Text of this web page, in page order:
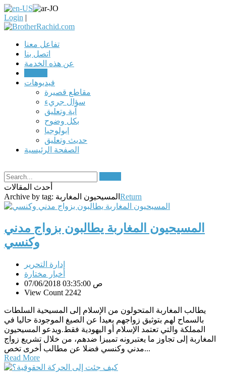
Login |
تفاعل معنا
اتصل بنا
عن هذه الخدمة
فيديوهات
مقاطع قصيرة
سؤال جريء
آية وتعليق
بكل وضوح
ابولوجيا
حديث وتعليق
الصفحة الرئيسية
أحدث المقالات
Archive by tag: المسيحيون المغاربة Return
المسيحيون المغاربة يطالبون بزواج مدني
وكنسي
إدارة التحرير
أخبار مختارة
07/06/2018 03:35:00 ص
View Count 2242
يطالب المغاربة المتحولون من الإسلام إلى المسيحية السلطات
بالسماح لهم بتوثيق زواجهم بعيدا عن الصيغ الموجودة حاليا في
المملكة والتي تعتمد الإسلام أو اليهودية فقط.ويدعو المسيحيون
المغاربة إلى تجاوز ما يعتبرونه تمييزا ضدهم، من خلال تشريع زواج
مدني وكنسي فضلا عن مطالب أخرى تخص...
Read More